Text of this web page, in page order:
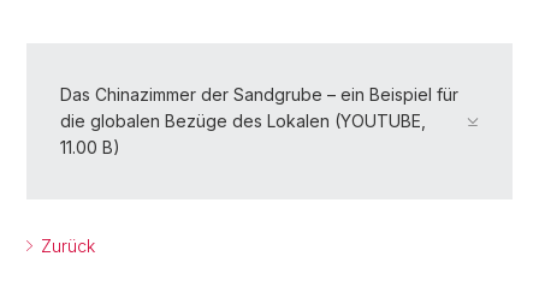
Das Chinazimmer der Sandgrube – ein Beispiel für
die globalen Bezüge des Lokalen (YOUTUBE,
11.00 B)
Zurück